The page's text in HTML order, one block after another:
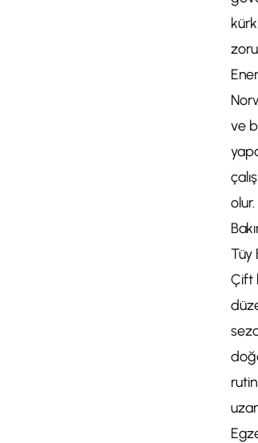
ve
olur.
Tüy
Çift